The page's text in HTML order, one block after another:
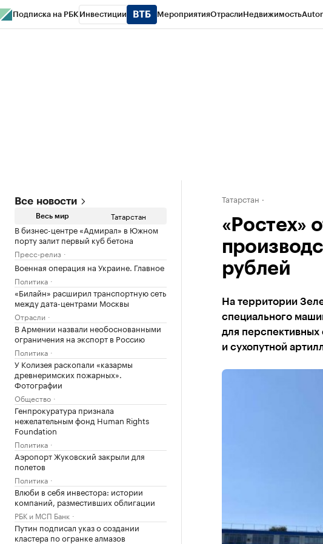
Подписка на РБК Инвестиции МероприятияОтраслиНедвижимость
Все новости
Весь мир Татарстан
В бизнес-центре «Адмирал» в Южном
порту залит первый куб бетона
Пресс-релиз
Военная операция на Украине. Главное
Политика
«Билайн» расширил транспортную сеть
между дата-центрами Москвы
Отрасли
В Армении назвали необоснованными
ограничения на экспорт в Россию
Политика
У Колизея раскопали «казармы
древнеримских пожарных».
Фотографии
Общество
Генпрокуратура признала
нежелательным фонд Human Rights
Foundation
Политика
Аэропорт Жуковский закрыли для
полетов
Политика
Влюби в себя инвестора: истории
компаний, разместивших облигации
РБК и МСП Банк
Путин подписал указ о создании
кластера по огранке алмазов
Татарстан
«Ростех»
рублей
На территории
специального
для
и сухопутной